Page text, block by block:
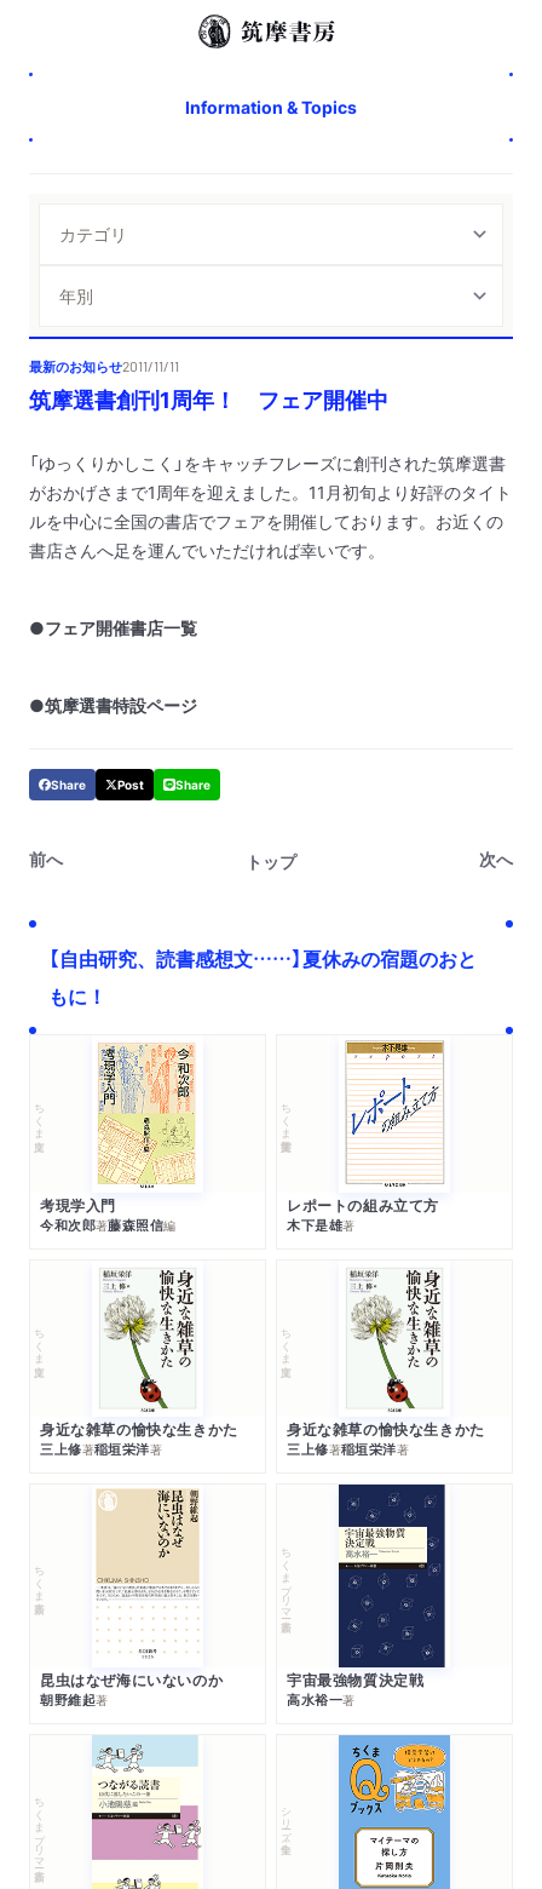
Information & Topics
最新のお知らせ2011/11/11
筑摩選書創刊1周年！ フェア開催中
「ゆっくりかしこく」をキャッチフレーズに創刊された筑摩選書
がおかげさまで1周年を迎えました。11月初旬より好評のタイト
ルを中心に全国の書店でフェアを開催しております。お近くの
書店さんへ足を運んでいただければ幸いです。
●フェア開催書店一覧
●筑摩選書特設ページ
Share Post Share
前へ トップ 次へ
【自由研究、読書感想文……】夏休みの宿題のおと
もに！
ちくま文庫
考現学入門
今和次郎著藤森照信編
ちくま学芸文庫
レポートの組み立て方
木下是雄著
ちくま文庫
身近な雑草の愉快な生きかた
三上修著稲垣栄洋著
ちくま文庫
身近な雑草の愉快な生きかた
三上修著稲垣栄洋著
ちくま新書
昆虫はなぜ海にいないのか
朝野維起著
ちくまプリマー新書
宇宙最強物質決定戦
高水裕一著
ちくまプリマー新書 シリーズ・全集